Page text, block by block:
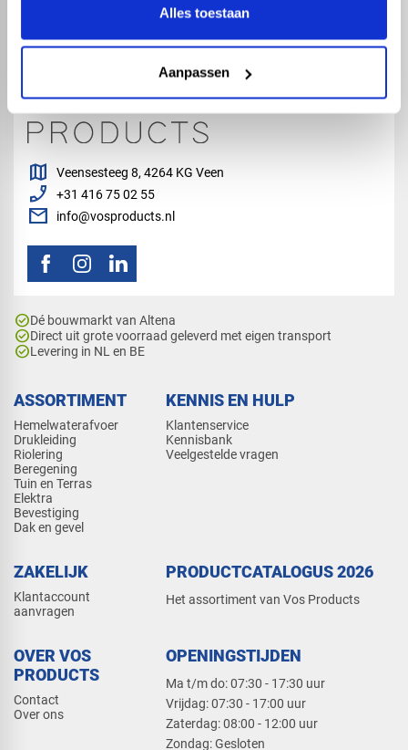
Alles toestaan
Aanpassen
ASSORTIMENT
Hemelwaterafvoer
Drukleiding
Riolering
Beregening
Tuin en Terras
Elektra
Bevestiging
Dak en gevel
KENNIS EN HULP
Klantenservice
Kennisbank
Veelgestelde vragen
ZAKELIJK
Klantaccount
aanvragen
PRODUCTCATALOGUS 2026
Het assortiment van Vos Products
OVER VOS
PRODUCTS
Contact
Over ons
OPENINGSTIJDEN
Ma t/m do: 07:30 - 17:30 uur
​Vrijdag: 07:30 - 17:00 uur
​Zaterdag: 08:00 - 12:00 uur
​Zondag: Gesloten
map Veensesteeg 8, 4264 KG Veen
phone_enabled +31 416 75 02 55
mail info@vosproducts.nl
check_circleDé bouwmarkt van Altena
check_circleDirect uit grote voorraad geleverd met eigen transport
check_circleLevering in NL en BE